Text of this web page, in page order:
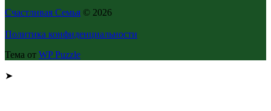
Счастливая Семья © 2026
Политика конфиденциальности
Тема от WP Puzzle
➤